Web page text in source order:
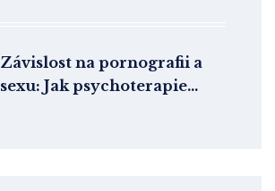
Závislost na pornografii a
sexu: Jak psychoterapie